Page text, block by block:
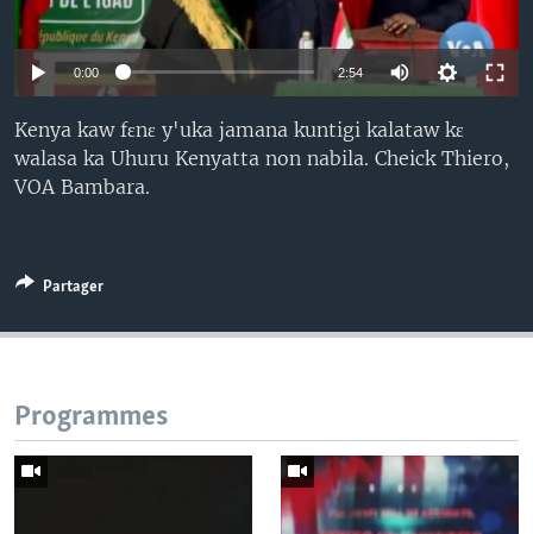
0:00 2:54
Kenya kaw fɛnɛ y'uka jamana kuntigi kalataw kɛ
walasa ka Uhuru Kenyatta non nabila. Cheick Thiero,
VOA Bambara.
Partager
Programmes